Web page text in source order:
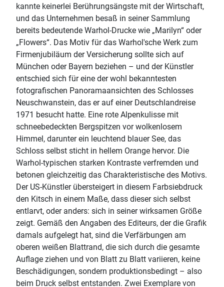
kannte keinerlei Berührungsängste mit der Wirtschaft,
und das Unternehmen besaß in seiner Sammlung
bereits bedeutende Warhol-Drucke wie „Marilyn“ oder
„Flowers“. Das Motiv für das Warhol'sche Werk zum
Firmenjubiläum der Versicherung sollte sich auf
München oder Bayern beziehen – und der Künstler
entschied sich für eine der wohl bekanntesten
fotografischen Panoramaansichten des Schlosses
Neuschwanstein, das er auf einer Deutschlandreise
1971 besucht hatte. Eine rote Alpenkulisse mit
schneebedeckten Bergspitzen vor wolkenlosem
Himmel, darunter ein leuchtend blauer See, das
Schloss selbst sticht in hellem Orange hervor. Die
Warhol-typischen starken Kontraste verfremden und
betonen gleichzeitig das Charakteristische des Motivs.
Der US-Künstler übersteigert in diesem Farbsiebdruck
den Kitsch in einem Maße, dass dieser sich selbst
entlarvt, oder anders: sich in seiner wirksamen Größe
zeigt. Gemäß den Angaben des Editeurs, der die Grafik
damals aufgelegt hat, sind die Verfärbungen am
oberen weißen Blattrand, die sich durch die gesamte
Auflage ziehen und von Blatt zu Blatt variieren, keine
Beschädigungen, sondern produktionsbedingt – also
beim Druck selbst entstanden. Zwei Exemplare von